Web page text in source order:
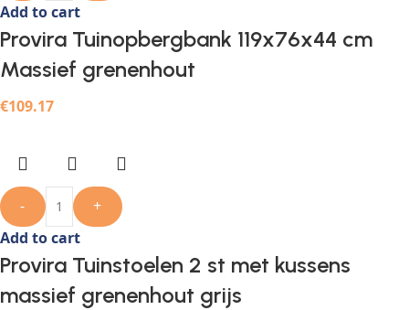
Add to cart
Provira Tuinopbergbank 119x76x44 cm
Massief grenenhout
€109.17
-
+
Add to cart
Provira Tuinstoelen 2 st met kussens
massief grenenhout grijs